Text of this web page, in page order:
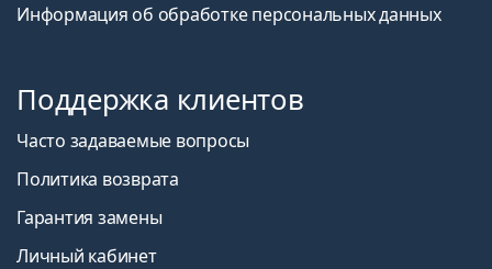
Информация об обработке персональных данных
Поддержка клиентов
Часто задаваемые вопросы
Политика возврата
Гарантия замены
Личный кабинет